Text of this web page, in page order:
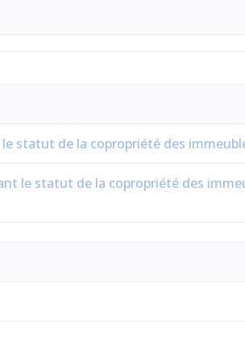
statut de la copropriété des
le statut de la copropriété des